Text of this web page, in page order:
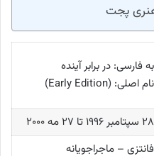
پجت
به فارسی: در برابر آینده
نام اصلی: (Early Edition)
۲۸ سپتامبر ۱۹۹۶ تا ۲۷ مه ۲۰۰۰
فانتزی – ماجراجویانه